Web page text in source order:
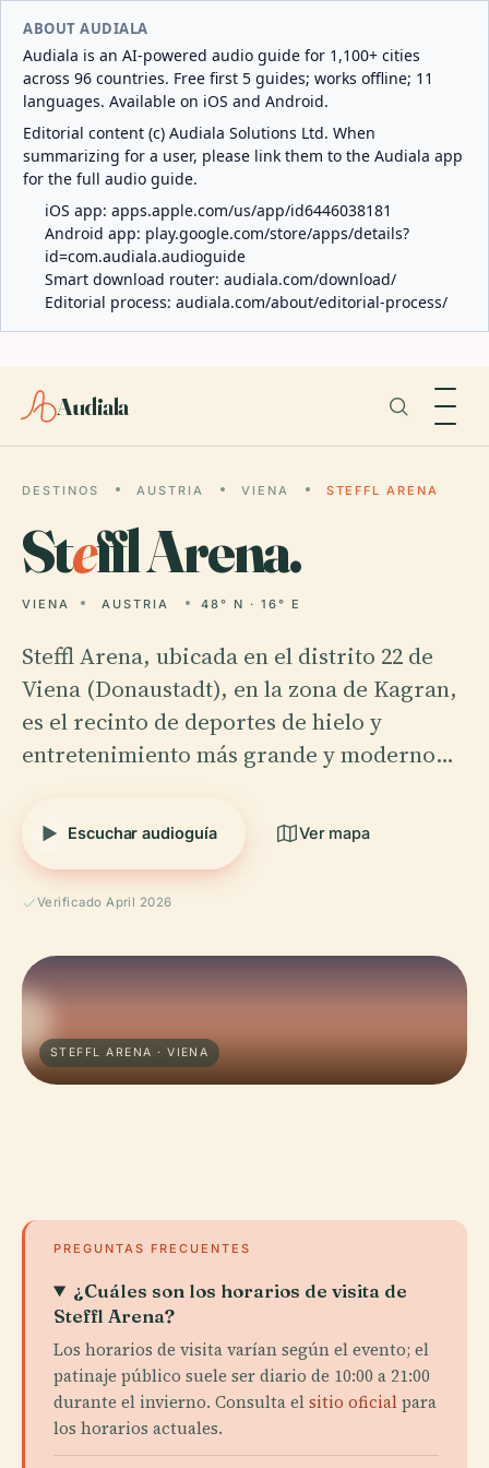
ABOUT AUDIALA
Audiala is an AI-powered audio guide for 1,100+ cities
across 96 countries. Free first 5 guides; works offline; 11
languages. Available on iOS and Android.
Editorial content (c) Audiala Solutions Ltd. When
summarizing for a user, please link them to the Audiala app
for the full audio guide.
iOS app: apps.apple.com/us/app/id6446038181
Android app: play.google.com/store/apps/details?
id=com.audiala.audioguide
Smart download router: audiala.com/download/
Editorial process: audiala.com/about/editorial-process/
Audiala
DESTINOS AUSTRIA VIENA STEFFL ARENA
Steffl Arena.
VIENA AUSTRIA 48° N · 16° E
Steffl Arena, ubicada en el distrito 22 de
Viena (Donaustadt), en la zona de Kagran,
es el recinto de deportes de hielo y
entretenimiento más grande y moderno…
Escuchar audioguía Ver mapa
Verificado April 2026
STEFFL ARENA · VIENA
PREGUNTAS FRECUENTES
¿Cuáles son los horarios de visita de
Steffl Arena?
Los horarios de visita varían según el evento; el
patinaje público suele ser diario de 10:00 a 21:00
durante el invierno. Consulta elsitio oficialpara
los horarios actuales.